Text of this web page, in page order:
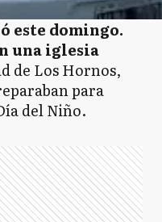
este domingo.
una iglesia
de Los Hornos,
para
del Niño.